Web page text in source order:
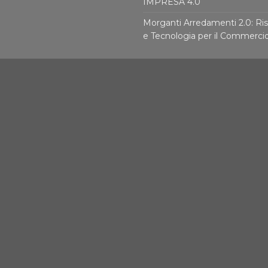
Morganti Arredamenti 2.0:
e Tecnologia per il